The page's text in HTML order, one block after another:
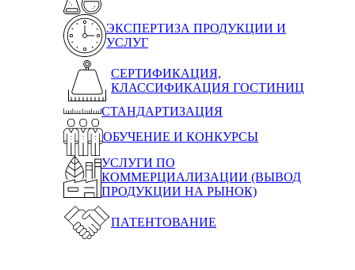
ЭКСПЕРТИЗА ПРОДУКЦИИ И
УСЛУГ
СЕРТИФИКАЦИЯ,
КЛАССИФИКАЦИЯ ГОСТИНИЦ
СТАНДАРТИЗАЦИЯ
ОБУЧЕНИЕ И КОНКУРСЫ
УСЛУГИ ПО
КОММЕРЦИАЛИЗАЦИИ (ВЫВОД
ПРОДУКЦИИ НА РЫНОК)
ПАТЕНТОВАНИЕ